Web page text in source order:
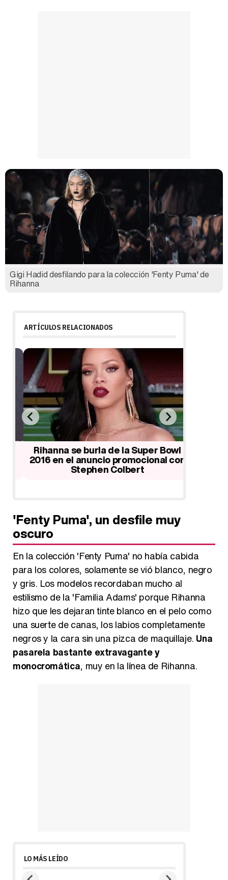
Gigi Hadid desfilando para la colección 'Fenty Puma' de
Rihanna
ARTÍCULOS RELACIONADOS
Rihanna se burla de la Super Bowl
2016 en el anuncio promocional con
Stephen Colbert
'Fenty Puma', un desfile muy
oscuro
En la colección 'Fenty Puma' no había cabida
para los colores, solamente se vió blanco, negro
y gris. Los modelos recordaban mucho al
estilismo de la 'Familia Adams' porque Rihanna
hizo que les dejaran tinte blanco en el pelo como
una suerte de canas, los labios completamente
negros y la cara sin una pizca de maquillaje. Una
pasarela bastante extravagante y
monocromática, muy en la línea de Rihanna.
LO MÁS LEÍDO